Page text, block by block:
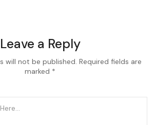
Leave a Reply
will not be published. Required fields are
marked *